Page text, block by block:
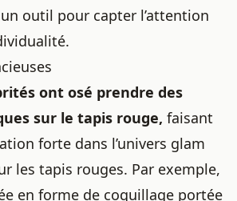
outil pour capter l’attention
ont osé prendre des
sur le tapis rouge, faisant
forte dans l’univers glam
les tapis rouges. Par exemple,
en forme de coquillage portée